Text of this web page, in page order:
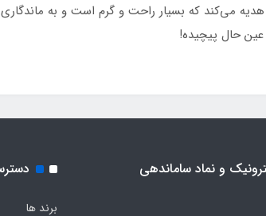
هدیه می‌کند که بسیار راحت و گرم است و به
حال پیچیده!
و نماد ساماندهی
برند ها